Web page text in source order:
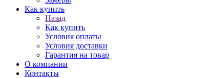
Как купить
Назад
Как купить
Условия оплаты
Условия доставки
Гарантия на товар
О компании
Контакты